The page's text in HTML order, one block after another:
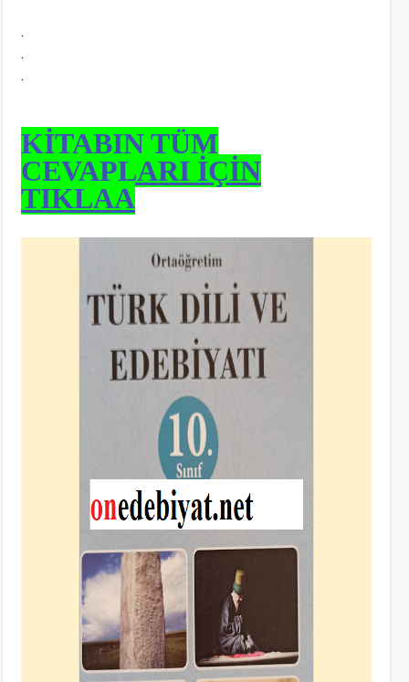
.
.
.
KİTABIN TÜM
CEVAPLARI İÇİN
TIKLAA